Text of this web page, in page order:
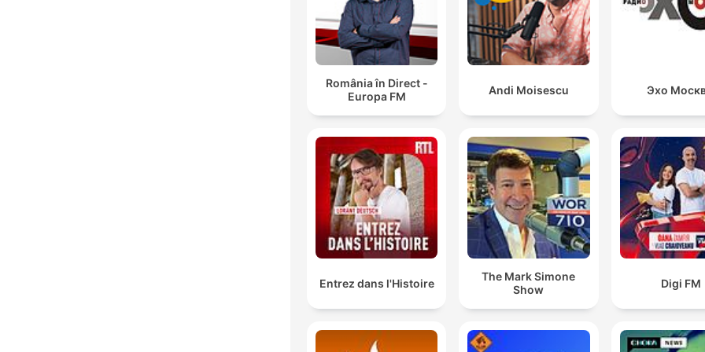
România în Direct -
Europa FM
Andi Moisescu Эхо
Entrez dans l'Histoire
The Mark Simone
Show
Digi FM